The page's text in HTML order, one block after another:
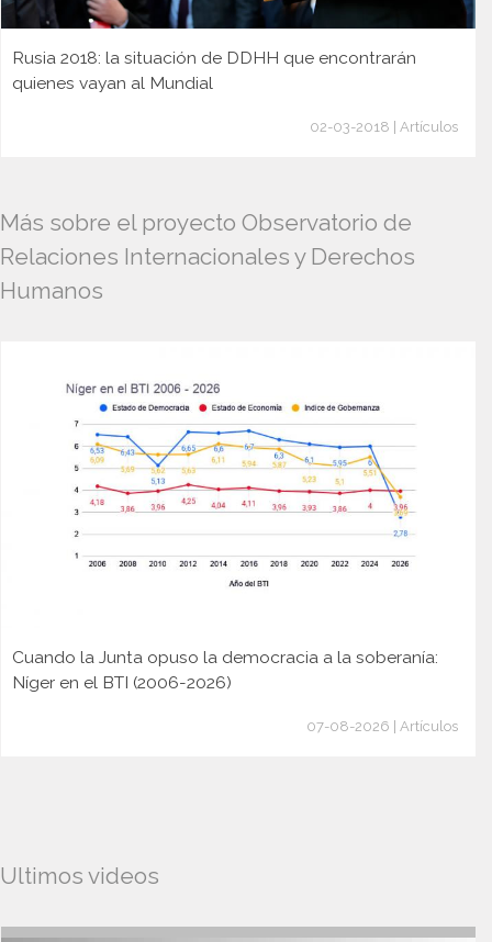
Rusia 2018: la situación de DDHH que encontrarán
quienes vayan al Mundial
02-03-2018 | Artículos
Más sobre el proyecto Observatorio de
Relaciones Internacionales y Derechos
Humanos
Cuando la Junta opuso la democracia a la soberanía:
Níger en el BTI (2006-2026)
07-08-2026 | Artículos
Ultimos videos